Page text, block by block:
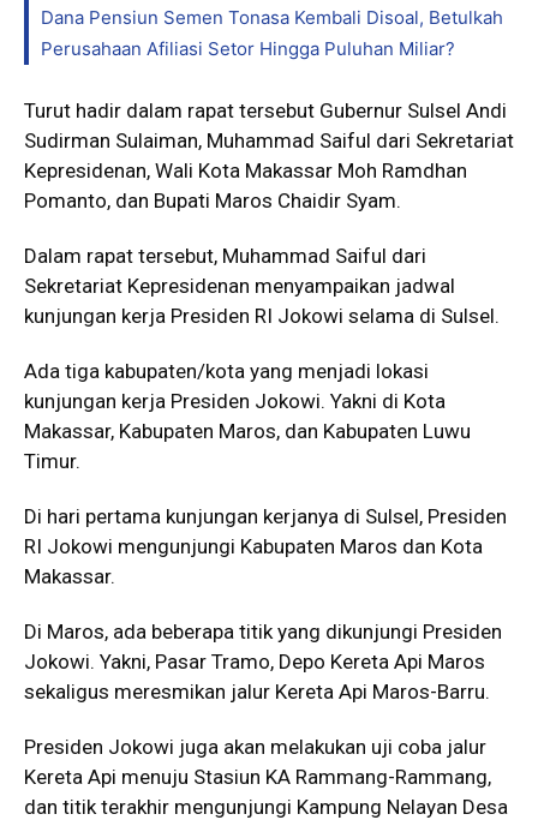
Dana Pensiun Semen Tonasa Kembali Disoal, Betulkah
Perusahaan Afiliasi Setor Hingga Puluhan Miliar?
Turut hadir dalam rapat tersebut Gubernur Sulsel Andi
Sudirman Sulaiman, Muhammad Saiful dari Sekretariat
Kepresidenan, Wali Kota Makassar Moh Ramdhan
Pomanto, dan Bupati Maros Chaidir Syam.
Dalam rapat tersebut, Muhammad Saiful dari
Sekretariat Kepresidenan menyampaikan jadwal
kunjungan kerja Presiden RI Jokowi selama di Sulsel.
Ada tiga kabupaten/kota yang menjadi lokasi
kunjungan kerja Presiden Jokowi. Yakni di Kota
Makassar, Kabupaten Maros, dan Kabupaten Luwu
Timur.
Di hari pertama kunjungan kerjanya di Sulsel, Presiden
RI Jokowi mengunjungi Kabupaten Maros dan Kota
Makassar.
Di Maros, ada beberapa titik yang dikunjungi Presiden
Jokowi. Yakni, Pasar Tramo, Depo Kereta Api Maros
sekaligus meresmikan jalur Kereta Api Maros-Barru.
Presiden Jokowi juga akan melakukan uji coba jalur
Kereta Api menuju Stasiun KA Rammang-Rammang,
dan titik terakhir mengunjungi Kampung Nelayan Desa